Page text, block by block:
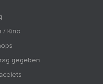
/ Kino
gegeben